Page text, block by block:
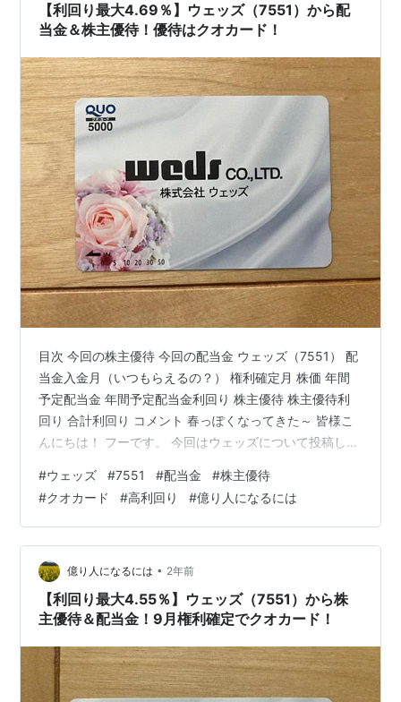
【利回り最大4.69％】ウェッズ（7551）から配
当金＆株主優待！優待はクオカード！
目次 今回の株主優待 今回の配当金 ウェッズ（7551） 配
当金入金月（いつもらえるの？） 権利確定月 株価 年間
予定配当金 年間予定配当金利回り 株主優待 株主優待利
回り 合計利回り コメント 春っぽくなってきた～ 皆様こ
んにちは！ フーです。 今回はウェッズについて投稿して
「クオカード5,000円相当（2,000株保有）」になりま
す。 今回の配当金 今回の配当金は10円×2,000株＝
20,000円。 私は現在特定口座で保有をしております。
税引き後の入金金額は17,969円となりました。 ウェッズ
（7551） ウェッズの紹介していきたい…
#ウェッズ #7551 #配当金 #株主優待
#クオカード #高利回り #億り人になるには
億り人になるには • 2年前
【利回り最大4.55％】ウェッズ（7551）から株
主優待＆配当金！9月権利確定でクオカード！